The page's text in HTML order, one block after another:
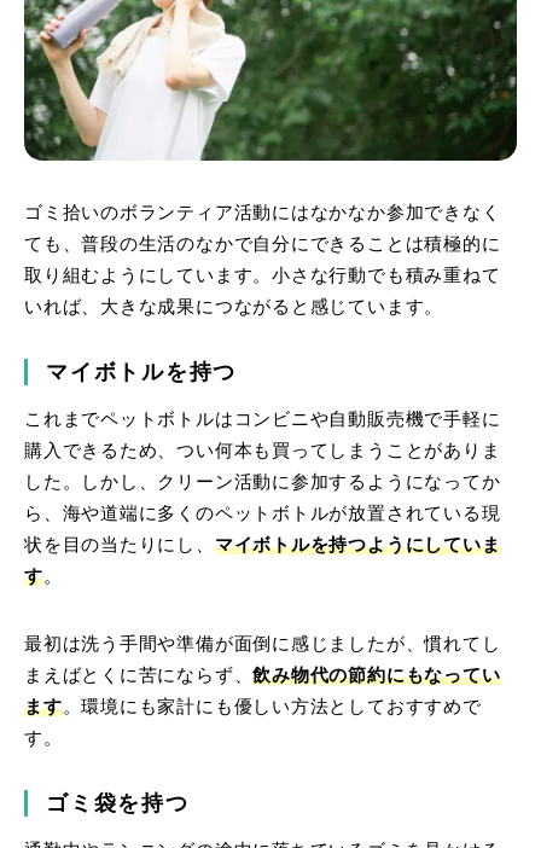
ゴミ拾いのボランティア活動にはなかなか参加できなく
ても、普段の生活のなかで自分にできることは積極的に
取り組むようにしています。小さな行動でも積み重ねて
いれば、大きな成果につながると感じています。
マイボトルを持つ
これまでペットボトルはコンビニや自動販売機で手軽に
購入できるため、つい何本も買ってしまうことがありま
した。しかし、クリーン活動に参加するようになってか
ら、海や道端に多くのペットボトルが放置されている現
状を目の当たりにし、 マイボトルを持つようにしていま
す。
最初は洗う手間や準備が面倒に感じましたが、慣れてし
まえばとくに苦にならず、飲み物代の節約にもなってい
ます。環境にも家計にも優しい方法としておすすめで
す。
ゴミ袋を持つ